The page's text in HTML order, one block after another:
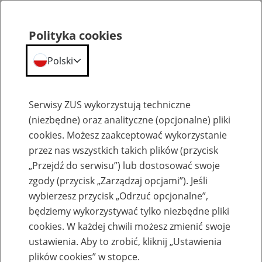
Szkolenia
Zaproś ZUS do siebie: Aktywni 50+
Polityka cookies
Polski
Serwisy ZUS wykorzystują techniczne
(niezbędne) oraz analityczne (opcjonalne) pliki
cookies. Możesz zaakceptować wykorzystanie
przez nas wszystkich takich plików (przycisk
„Przejdź do serwisu”) lub dostosować swoje
zgody (przycisk „Zarządzaj opcjami”). Jeśli
wybierzesz przycisk „Odrzuć opcjonalne”,
będziemy wykorzystywać tylko niezbędne pliki
cookies. W każdej chwili możesz zmienić swoje
ustawienia. Aby to zrobić, kliknij „Ustawienia
plików cookies” w stopce.